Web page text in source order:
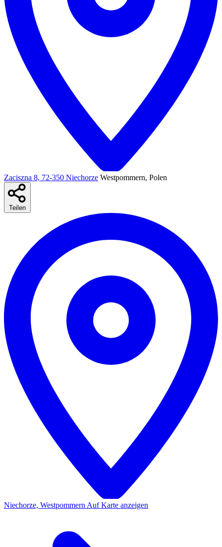
Zaciszna 8, 72-350 Niechorze Westpommern, Polen
Teilen
Niechorze, Westpommern Auf Karte anzeigen